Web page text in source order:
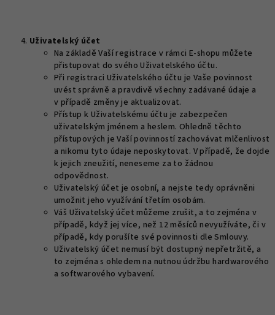
Uživatelský účet
Na základě Vaší registrace v rámci E-shopu můžete
přistupovat do svého Uživatelského účtu.
Při registraci Uživatelského účtu je Vaše povinnost
uvést správně a pravdivě všechny zadávané údaje a
v případě změny je aktualizovat.
Přístup k Uživatelskému účtu je zabezpečen
uživatelským jménem a heslem. Ohledně těchto
přístupových je Vaší povinností zachovávat mlčenlivost
a nikomu tyto údaje neposkytovat. V případě, že dojde
k jejich zneužití, neneseme za to žádnou
odpovědnost.
Uživatelský účet je osobní, a nejste tedy oprávněni
umožnit jeho využívání třetím osobám.
Váš Uživatelský účet můžeme zrušit, a to zejména v
případě, když jej více, než 12 měsíců nevyužíváte, či v
případě, kdy porušíte své povinnosti dle Smlouvy.
Uživatelský účet nemusí být dostupný nepřetržitě, a
to zejména s ohledem na nutnou údržbu hardwarového
a softwarového vybavení.